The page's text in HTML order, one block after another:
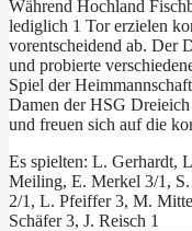
Während Hochland
lediglich 1 Tor erzielen
vorentscheidend ab. Der
und probierte
Spiel der
Damen der HSG
und freuen sich auf die
Es spielten: L. Gerhardt,
Meiling, E. Merkel 3/1,
2/1, L. Pfeiffer 3, M.
Schäfer 3, J. Reisch 1